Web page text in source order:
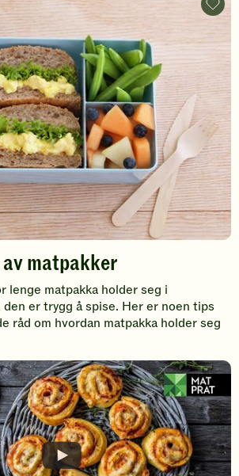
matpakker
lenge matpakka holder seg i
er trygg å spise. Her er noen tips
råd om hvordan matpakka holder seg
av
-
legg